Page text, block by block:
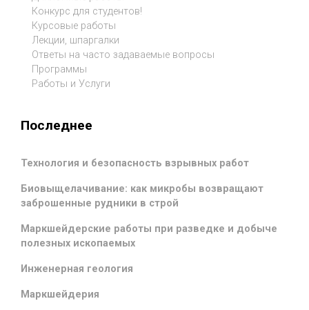
Конкурс для студентов!
Курсовые работы
Лекции, шпаргалки
Ответы на часто задаваемые вопросы
Программы
Работы и Услуги
Последнее
Технология и безопасность взрывных работ
Биовыщелачивание: как микробы возвращают
заброшенные рудники в строй
Маркшейдерские работы при разведке и добыче
полезных ископаемых
Инженерная геология
Маркшейдерия